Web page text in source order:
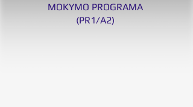
MOKYMO PROGRAMA
(PR1/A2)